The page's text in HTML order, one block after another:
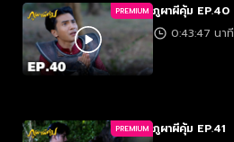
PREMIUM ภูผาผีคุ้ม EP.40
0:43:47 นาที
PREMIUM ภูผาผีคุ้ม EP.41